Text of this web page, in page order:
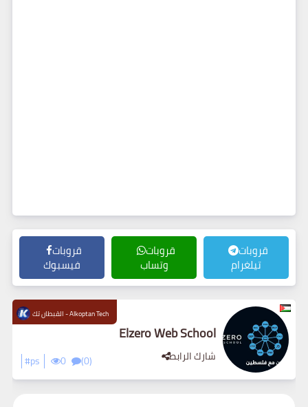
قروبات
فيسبوك
قروبات
وتساب
قروبات
تيلغرام
Elzero Web School
شارك الرابط #ps 0 (0)
القبطان تك - Alkoptan Tech